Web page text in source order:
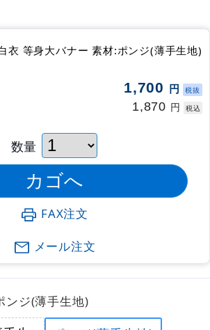
衣 等身大バナー 素材:ポンジ(薄手生地)
1,700 円 税抜
1,870 円 税込
数量
FAX注文
メール注文
ンジ(薄手生地)